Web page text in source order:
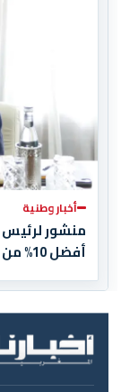
أخبار وطنية
منشور لرئيس
أفضل
العالم